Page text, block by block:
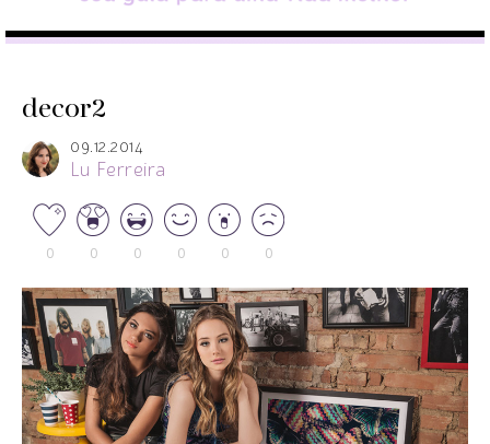
decor2
09.12.2014
Lu Ferreira
0 0 0 0 0 0